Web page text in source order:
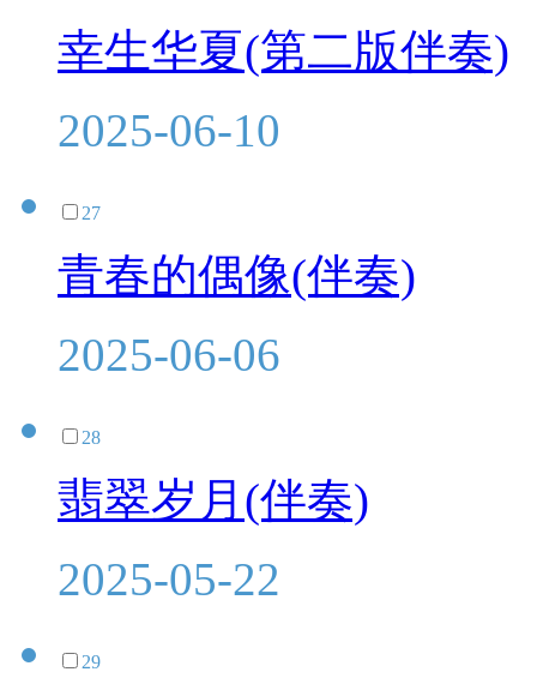
幸生华夏(第二版伴奏)
2025-06-10
27
青春的偶像(伴奏)
2025-06-06
28
翡翠岁月(伴奏)
2025-05-22
29